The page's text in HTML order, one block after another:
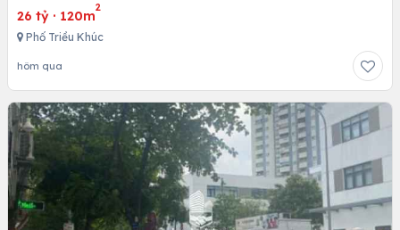
26 tỷ · 120m
2
Phố Triều Khúc
hôm qua